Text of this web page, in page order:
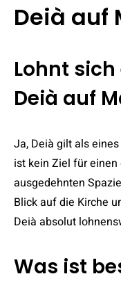
Deià auf
Lohnt
Deià auf
Ja, Deià gilt als
ist kein Ziel für
ausgedehnten
Blick auf die Kirche
Deià absolut
Was ist